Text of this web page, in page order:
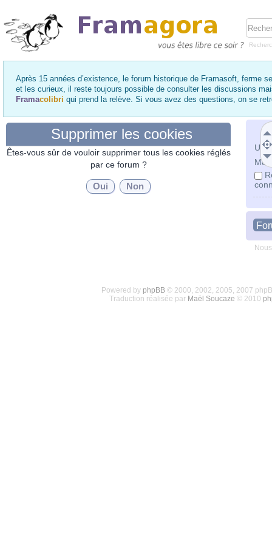
Après 15 années d’existence, le forum historique de Framasoft, ferme
et les curieux, il reste toujours possible de consulter les discussions
Framacolibri qui prend la relève. Si vous avez des questions, on se
Mot
Supprimer les cookies
Êtes-vous sûr de vouloir supprimer tous les cookies réglés
par ce forum ?
Powered by phpBB© 2000, 2002, 2005, 2007
Traduction réalisée par Maël Soucaze © 2010